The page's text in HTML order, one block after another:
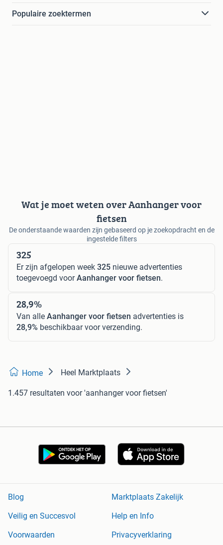
Populaire zoektermen
Wat je moet weten over Aanhanger voor
fietsen
De onderstaande waarden zijn gebaseerd op je zoekopdracht en de
ingestelde filters
325
Er zijn afgelopen week 325 nieuwe advertenties
toegevoegd voorAanhanger voor fietsen.
28,9%
Van alle Aanhanger voor fietsen advertenties is
28,9% beschikbaar voor verzending.
Home Heel Marktplaats
1.457 resultaten voor 'aanhanger voor fietsen'
Blog
Marktplaats Zakelijk
Veilig en Succesvol
Help en Info
Voorwaarden
Privacyverklaring